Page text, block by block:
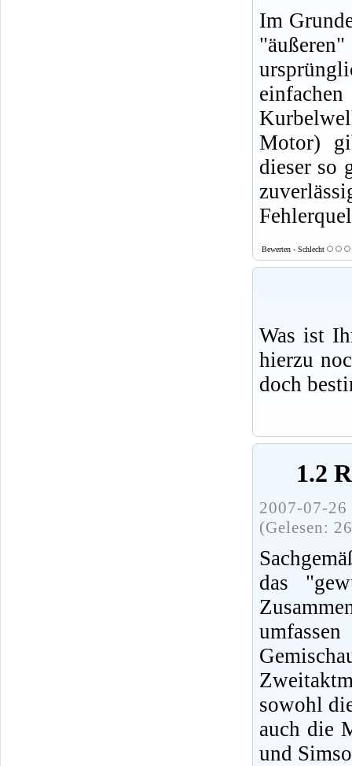
Im
Motor)
dieser so
Bewerten - Schlecht
Was ist
hierzu
doch
1.2
2007-07-
(Gelesen:
das
sowohl
auch die
und